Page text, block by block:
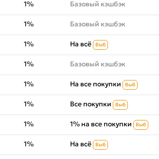
1% Базовый кэшбэк
1% Базовый кэшбэк
1% На всё Выб
1% Базовый кэшбэк
1% На все покупки Выб
1% Все покупки Выб
1% 1% на все покупки Выб
1% На всё Выб